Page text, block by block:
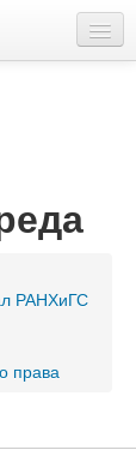
РАНХиГС
права